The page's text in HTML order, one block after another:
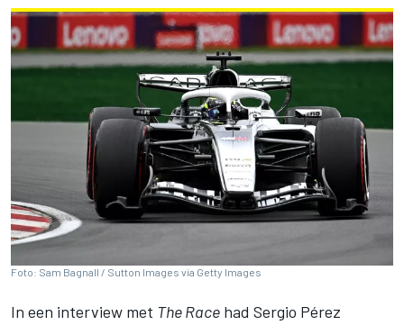
Foto: Sam Bagnall / Sutton Images via Getty Images
In een interview met The Race had Sergio Pérez